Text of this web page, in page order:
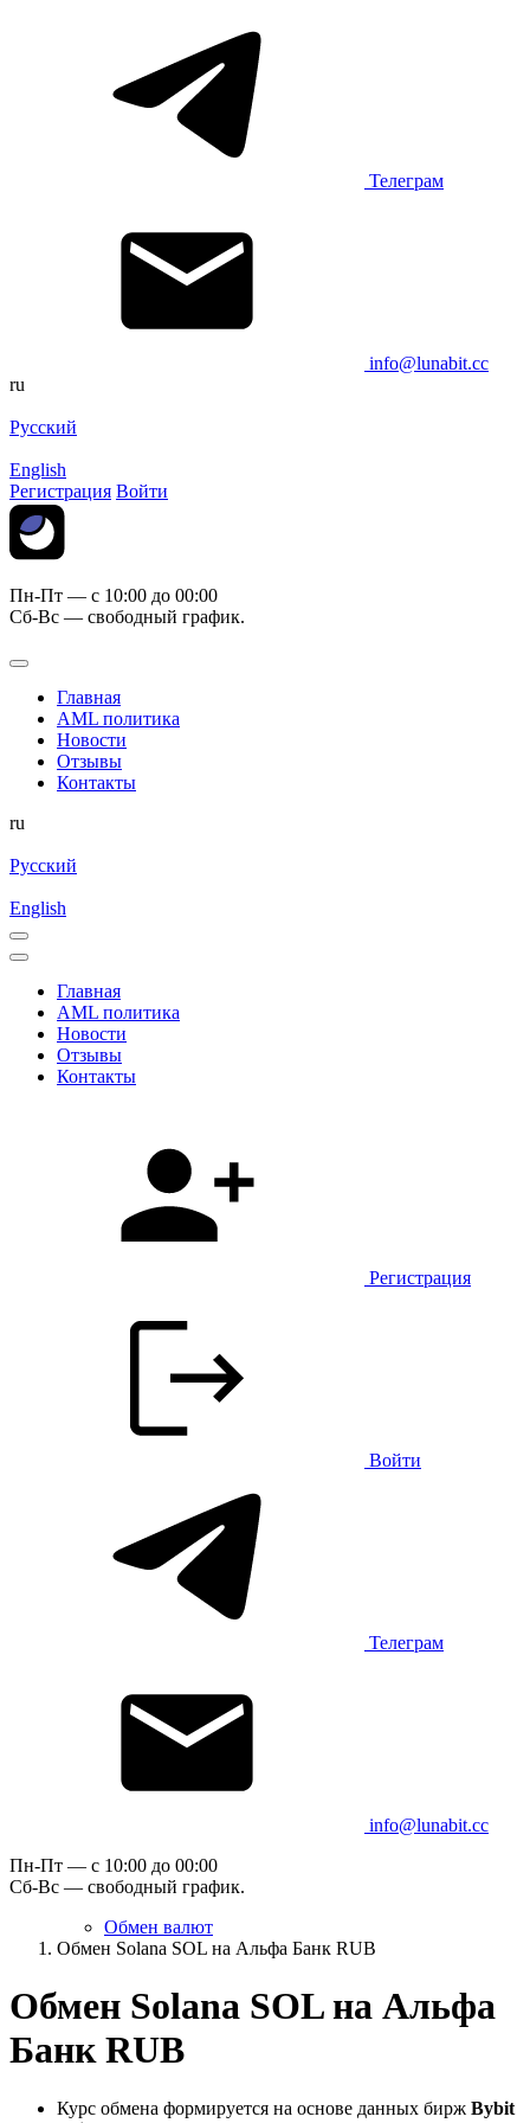
Телеграм
info@lunabit.cc
ru
Русский
English
Регистрация Войти
Пн-Пт — c 10:00 до 00:00
Сб-Вс — свободный график.
Главная
AML политика
Новости
Отзывы
Контакты
ru
Русский
English
Главная
AML политика
Новости
Отзывы
Контакты
Регистрация
Войти
Телеграм
info@lunabit.cc
Пн-Пт — c 10:00 до 00:00
Сб-Вс — свободный график.
Обмен валют
Обмен Solana SOL на Альфа Банк RUB
Обмен Solana SOL на Альфа
Банк RUB
Курс обмена формируется на основе данных бирж Bybit